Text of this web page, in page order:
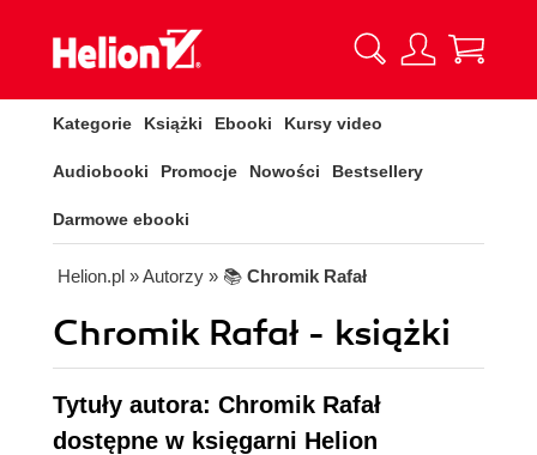
Kategorie Książki Ebooki Kursy video
Audiobooki Promocje Nowości Bestsellery
Darmowe ebooki
Helion.pl » Autorzy » 📚 Chromik Rafał
Chromik Rafał - książki
Tytuły autora: Chromik Rafał
dostępne w księgarni Helion